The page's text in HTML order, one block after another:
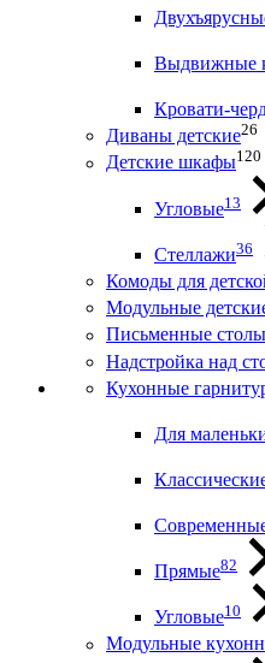
Выдвижные
Кровати-
Диваны детские26
Детские шкафы120
Угловые13
Стеллажи36
Комоды для
Модульные
Письменные столы
Надстройка над
Кухонные
Для
Прямые82
Угловые10
Модульные